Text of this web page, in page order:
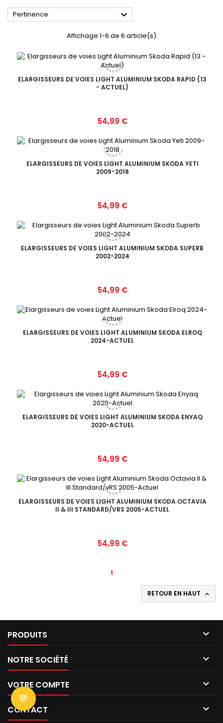
Pertinence 
Affichage 1-6 de 6 article(s)
ELARGISSEURS DE VOIES LIGHT ALUMINIUM SKODA RAPID (13
- ACTUEL)
Prix
54,99 €
ELARGISSEURS DE VOIES LIGHT ALUMINIUM SKODA YETI
2009-2018
Prix
54,99 €
ELARGISSEURS DE VOIES LIGHT ALUMINIUM SKODA SUPERB
2002-2024
Prix
54,99 €
ELARGISSEURS DE VOIES LIGHT ALUMINIUM SKODA ELROQ
2024-ACTUEL
Prix
54,99 €
ELARGISSEURS DE VOIES LIGHT ALUMINIUM SKODA ENYAQ
2020-ACTUEL
Prix
54,99 €
ELARGISSEURS DE VOIES LIGHT ALUMINIUM SKODA OCTAVIA
II & III STANDARD/VRS 2005-ACTUEL
Prix
54,99 €
1
RETOUR EN HAUT 
PRODUITS 
NOTRE SOCIÉTÉ 
VOTRE COMPTE 
CONTACT 
💬